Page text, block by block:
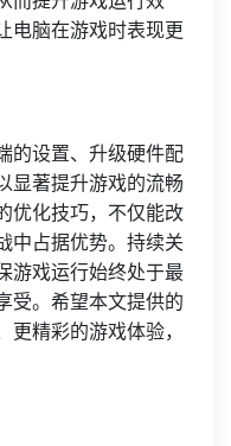
电脑在游戏时表现更
的设置、升级硬件配
显著提升游戏的流畅
优化技巧，不仅能改
中占据优势。持续关
游戏运行始终处于最
受。希望本文提供的
精彩的游戏体验，